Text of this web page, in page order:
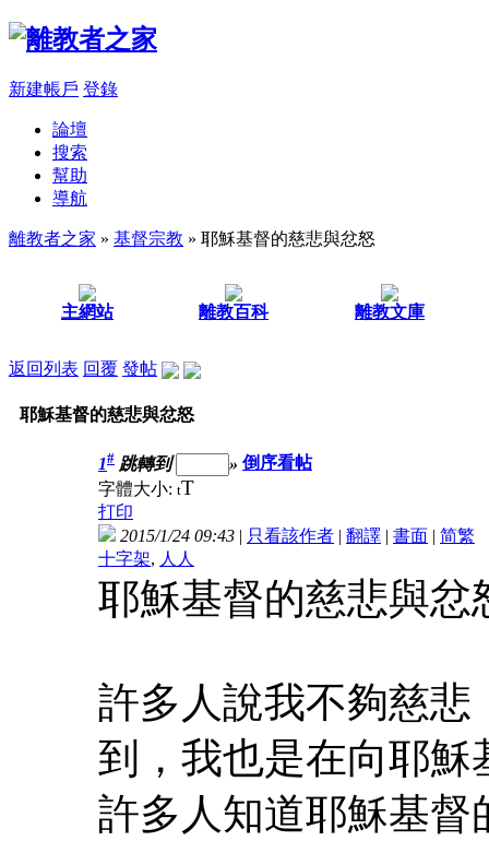
新建帳戶 登錄
論壇
搜索
幫助
導航
離教者之家 » 基督宗教 » 耶穌基督的慈悲與忿怒
主網站 離教百科 離教文庫
返回列表 回覆 發帖
耶穌基督的慈悲與忿怒
1# 跳轉到 » 倒序看帖
字體大小: tT
打印
2015/1/24 09:43 | 只看該作者 | 翻譯 | 書面 | 简繁
十字架, 人人
耶穌基督的慈悲與忿
許多人說我不夠慈悲
到，我也是在向耶穌
許多人知道耶穌基督